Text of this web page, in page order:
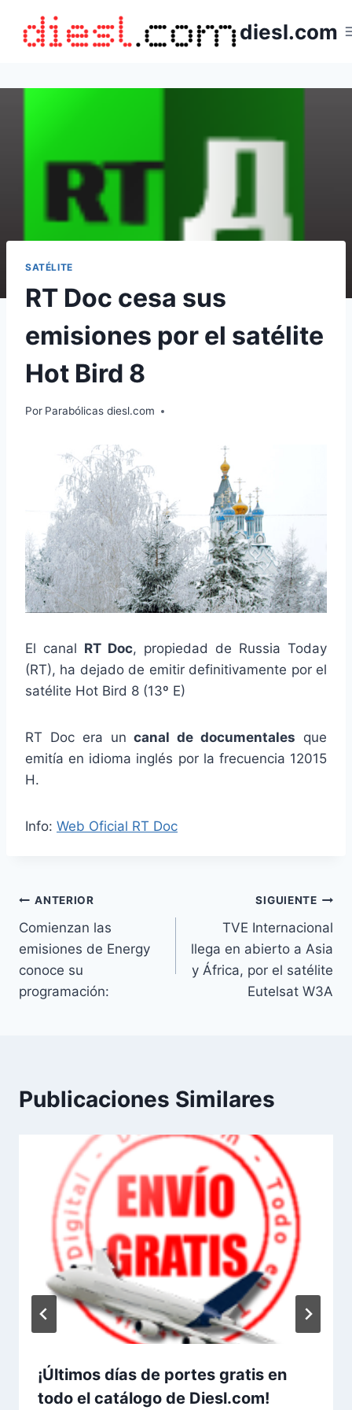
contenido
diesl.com
SATÉLITE
RT Doc cesa sus
emisiones por el satélite
Hot Bird 8
Por Parabólicas diesl.com
El canal RT Doc, propiedad de Russia Today
(RT), ha dejado de emitir definitivamente por el
satélite Hot Bird 8 (13º E)
RT Doc era uncanal de documentales que
emitía en idioma inglés por la frecuencia 12015
H.
Info: Web Oficial RT Doc
Navegación
de
entradas
ANTERIOR
Comienzan las
emisiones de Energy
conoce su
programación:
SIGUIENTE
TVE Internacional
llega en abierto a Asia
y África, por el satélite
Eutelsat W3A
Publicaciones Similares
¡Últimos días de portes gratis en
todo el catálogo de Diesl.com!